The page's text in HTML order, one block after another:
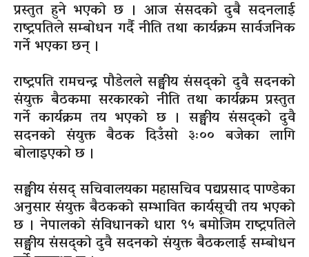
प्रस्तुत हुने भएको छ । आज संसदको दुबै सदनलाई
राष्ट्रपतिले सम्बोधन गर्दै नीति तथा कार्यक्रम सार्वजनिक
गर्ने भएका छन् ।
राष्ट्रपति रामचन्द्र पौडेलले सङ्घीय संसद्को दुवै सदनको
संयुक्त बैठकमा सरकारको नीति तथा कार्यक्रम प्रस्तुत
गर्ने कार्यक्रम तय भएको छ । सङ्घीय संसद्को दुवै
सदनको संयुक्त बैठक दिउँसो ३ः०० बजेका लागि
बोलाइएको छ ।
सङ्घीय संसद् सचिवालयका महासचिव पद्यप्रसाद पाण्डेका
अनुसार संयुक्त बैठकको सम्भावित कार्यसूची तय भएको
छ । नेपालको संविधानको धारा ९५ बमोजिम राष्ट्रपतिले
सङ्घीय संसद्को दुवै सदनको संयुक्त बैठकलाई सम्बोधन